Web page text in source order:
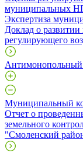
муниципальных
Экспертиза
Доклад о развитии
регулирующего
Антимонопольный
Муниципальный
Отчет о
земельного
"Смоленский